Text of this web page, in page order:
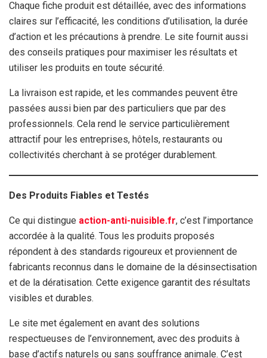
Chaque fiche produit est détaillée, avec des informations
claires sur l’efficacité, les conditions d’utilisation, la durée
d’action et les précautions à prendre. Le site fournit aussi
des conseils pratiques pour maximiser les résultats et
utiliser les produits en toute sécurité.
La livraison est rapide, et les commandes peuvent être
passées aussi bien par des particuliers que par des
professionnels. Cela rend le service particulièrement
attractif pour les entreprises, hôtels, restaurants ou
collectivités cherchant à se protéger durablement.
Des Produits Fiables et Testés
Ce qui distingue action-anti-nuisible.fr, c’est l’importance
accordée à la qualité. Tous les produits proposés
répondent à des standards rigoureux et proviennent de
fabricants reconnus dans le domaine de la désinsectisation
et de la dératisation. Cette exigence garantit des résultats
visibles et durables.
Le site met également en avant des solutions
respectueuses de l’environnement, avec des produits à
base d’actifs naturels ou sans souffrance animale. C’est